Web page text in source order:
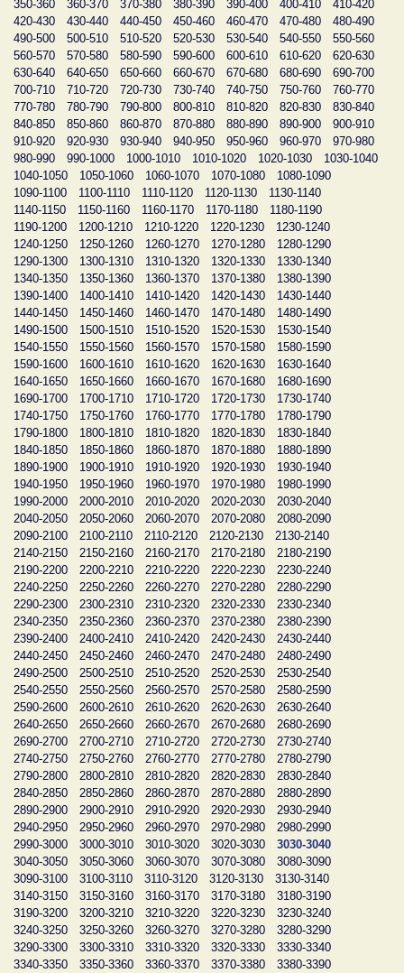
350-360 360-370 370-380 380-390 390-400 400-410
410-420
420-430
430-440 440-450 450-460 460-470 470-480
480-490
490-500
500-510 510-520 520-530 530-540 540-550
550-560
560-570
570-580 580-590 590-600 600-610 610-620
620-630
630-640
640-650 650-660 660-670 670-680 680-690
690-700
700-710
710-720 720-730 730-740 740-750 750-760
760-770
770-780
780-790 790-800 800-810 810-820 820-830
830-840
840-850
850-860 860-870 870-880 880-890 890-900
900-910
910-920
920-930 930-940 940-950 950-960 960-970
970-980
980-990
990-1000 1000-1010 1010-1020 1020-1030
1030-1040
1040-1050
1050-1060 1060-1070 1070-1080
1080-1090
1090-1100
1100-1110 1110-1120 1120-1130
1130-1140
1140-1150
1150-1160 1160-1170 1170-1180
1180-1190
1190-1200
1200-1210 1210-1220 1220-1230
1230-1240
1240-1250
1250-1260 1260-1270 1270-1280
1280-1290
1290-1300
1300-1310 1310-1320 1320-1330
1330-1340
1340-1350
1350-1360 1360-1370 1370-1380
1380-1390
1390-1400
1400-1410 1410-1420 1420-1430
1430-1440
1440-1450
1450-1460 1460-1470 1470-1480
1480-1490
1490-1500
1500-1510 1510-1520 1520-1530
1530-1540
1540-1550
1550-1560 1560-1570 1570-1580
1580-1590
1590-1600
1600-1610 1610-1620 1620-1630
1630-1640
1640-1650
1650-1660 1660-1670 1670-1680
1680-1690
1690-1700
1700-1710 1710-1720 1720-1730
1730-1740
1740-1750
1750-1760 1760-1770 1770-1780
1780-1790
1790-1800
1800-1810 1810-1820 1820-1830
1830-1840
1840-1850
1850-1860 1860-1870 1870-1880
1880-1890
1890-1900
1900-1910 1910-1920 1920-1930
1930-1940
1940-1950
1950-1960 1960-1970 1970-1980
1980-1990
1990-2000
2000-2010 2010-2020 2020-2030
2030-2040
2040-2050
2050-2060 2060-2070 2070-2080
2080-2090
2090-2100
2100-2110 2110-2120 2120-2130
2130-2140
2140-2150
2150-2160 2160-2170 2170-2180
2180-2190
2190-2200
2200-2210 2210-2220 2220-2230
2230-2240
2240-2250
2250-2260 2260-2270 2270-2280
2280-2290
2290-2300
2300-2310 2310-2320 2320-2330
2330-2340
2340-2350
2350-2360 2360-2370 2370-2380
2380-2390
2390-2400
2400-2410 2410-2420 2420-2430
2430-2440
2440-2450
2450-2460 2460-2470 2470-2480
2480-2490
2490-2500
2500-2510 2510-2520 2520-2530
2530-2540
2540-2550
2550-2560 2560-2570 2570-2580
2580-2590
2590-2600
2600-2610 2610-2620 2620-2630
2630-2640
2640-2650
2650-2660 2660-2670 2670-2680
2680-2690
2690-2700
2700-2710 2710-2720 2720-2730
2730-2740
2740-2750
2750-2760 2760-2770 2770-2780
2780-2790
2790-2800
2800-2810 2810-2820 2820-2830
2830-2840
2840-2850
2850-2860 2860-2870 2870-2880
2880-2890
2890-2900
2900-2910 2910-2920 2920-2930
2930-2940
2940-2950
2950-2960 2960-2970 2970-2980
2980-2990
2990-3000
3000-3010 3010-3020 3020-3030
3030-3040
3040-3050
3050-3060 3060-3070 3070-3080
3080-3090
3090-3100
3100-3110 3110-3120 3120-3130
3130-3140
3140-3150
3150-3160 3160-3170 3170-3180
3180-3190
3190-3200
3200-3210 3210-3220 3220-3230
3230-3240
3240-3250
3250-3260 3260-3270 3270-3280
3280-3290
3290-3300
3300-3310 3310-3320 3320-3330
3330-3340
3340-3350
3350-3360 3360-3370 3370-3380
3380-3390